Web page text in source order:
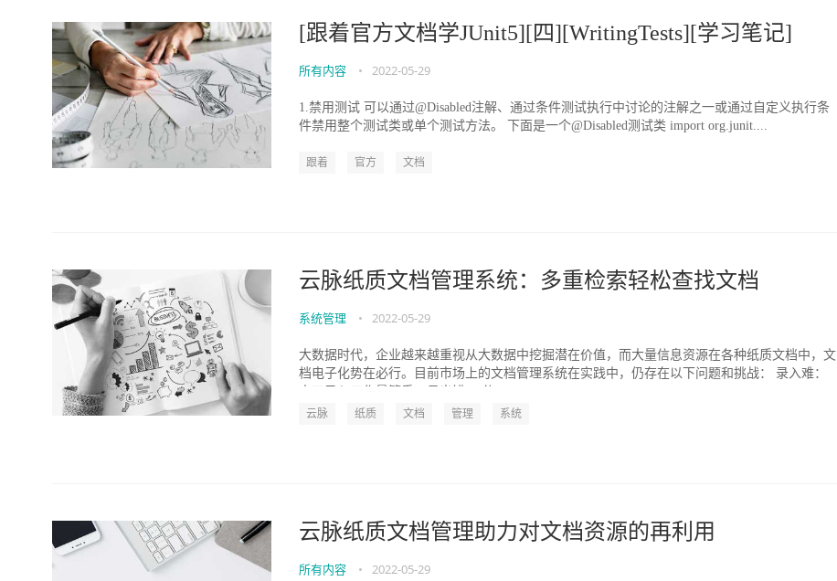
[跟着官方文档学JUnit5][四][WritingTests][学习笔记]
所有内容 • 2022-05-29
1.禁用测试 可以通过@Disabled注解、通过条件测试执行中讨论的注解之一或通过自定义执行条
件禁用整个测试类或单个测试方法。 下面是一个@Disabled测试类 import org.junit....
跟着 官方 文档
云脉纸质文档管理系统：多重检索轻松查找文档
系统管理 • 2022-05-29
大数据时代，企业越来越重视从大数据中挖掘潜在价值，而大量信息资源在各种纸质文档中，文
档电子化势在必行。目前市场上的文档管理系统在实践中，仍存在以下问题和挑战： 录入难：
云脉 纸质 文档 管理 系统
云脉纸质文档管理助力对文档资源的再利用
所有内容 • 2022-05-29